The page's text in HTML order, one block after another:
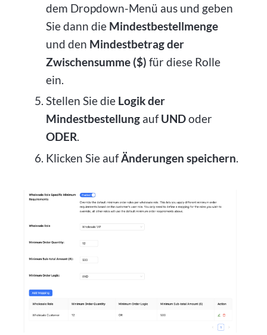
dem Dropdown-Menü aus und geben
Sie dann die Mindestbestellmenge
und den Mindestbetrag der
Zwischensumme ($) für diese Rolle
ein.
Stellen Sie die Logik der
MindestbestellungaufUNDoder
ODER.
Klicken Sie aufÄnderungen speichern.